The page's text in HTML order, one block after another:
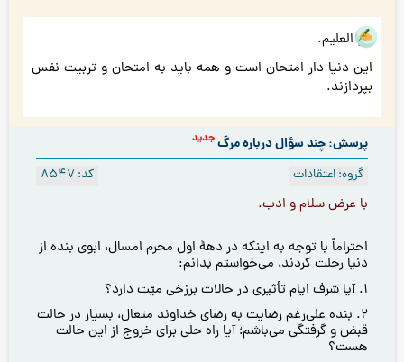
هو العلیم.
این دنیا دار امتحان است و همه باید به امتحان و تربیت نفس
بپردازند.
پرسش: چند سؤال درباره مرگجدید
کد: 8547 گروه: اعتقادات
با عرض سلام و ادب.
احتراماً با توجه به اينكه در دهۀ اول محرم امسال، ابوى بنده از
دنيا رحلت كردند، مى‌خواستم بدانم:
1. آيا شرف ايام تأثيری در حالات برزخى ميّت دارد؟
2. بنده علی‌رغم رضايت به رضاى خداوند متعال، بسيار در حالت
قبض و گرفتگی مى‌باشم؛ آيا راه حلى براى خروج از این حالت
هست؟